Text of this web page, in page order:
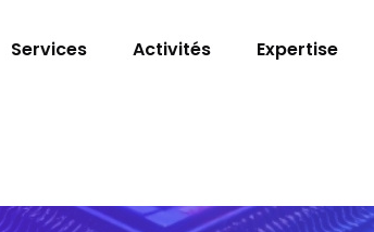
Services Activités Expertise